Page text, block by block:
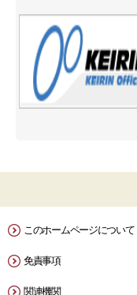
このホームページについて
免責事項
関連機関